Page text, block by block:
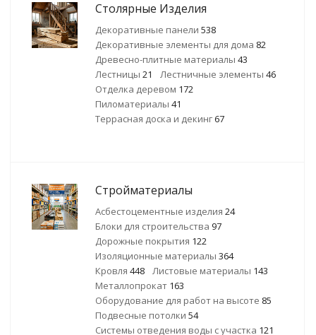
Столярные Изделия
Декоративные панели 538
Декоративные элементы для дома 82
Древесно-плитные материалы 43
Лестницы 21 Лестничные элементы 46
Отделка деревом 172
Пиломатериалы 41
Террасная доска и декинг 67
Стройматериалы
Асбестоцементные изделия 24
Блоки для строительства 97
Дорожные покрытия 122
Изоляционные материалы 364
Кровля 448 Листовые материалы 143
Металлопрокат 163
Оборудование для работ на высоте 85
Подвесные потолки 54
Системы отведения воды с участка 121